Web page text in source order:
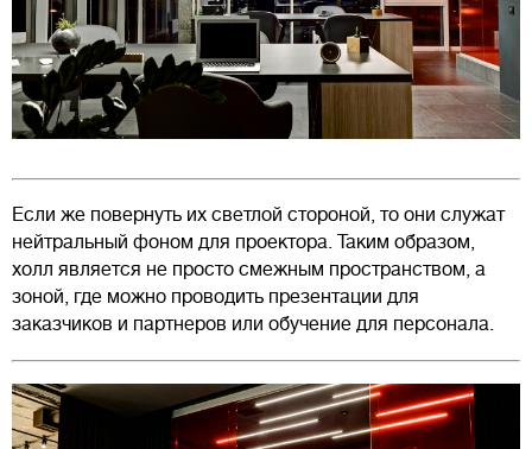
Если же повернуть их светлой стороной, то они служат
нейтральный фоном для проектора. Таким образом,
холл является не просто смежным пространством, а
зоной, где можно проводить презентации для
заказчиков и партнеров или обучение для персонала.